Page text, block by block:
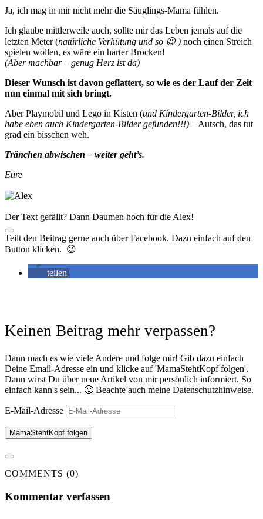
Ja, ich mag in mir nicht mehr die Säuglings-Mama fühlen.
Ich glaube mittlerweile auch, sollte mir das Leben jemals auf die
letzten Meter (natürliche Verhütung und so 😉 ) noch einen Streich
spielen wollen, es wäre ein harter Brocken!
(Aber machbar – genug Herz ist da)
Dieser Wunsch ist davon geflattert, so wie es der Lauf der Zeit
nun einmal mit sich bringt.
Aber Playmobil und Lego in Kisten (und Kindergarten-Bilder, ich
habe eben auch Kindergarten-Bilder gefunden!!!) – Autsch, das tut
grad ein bisschen weh.
Tränchen abwischen – weiter geht’s.
Eure
Der Text gefällt? Dann Daumen hoch für die Alex!
Teilt den Beitrag gerne auch über Facebook. Dazu einfach auf den
Button klicken. 😉
teilen
Keinen Beitrag mehr verpassen?
Dann mach es wie viele Andere und folge mir! Gib dazu einfach
Deine Email-Adresse ein und klicke auf 'MamaStehtKopf folgen'.
Dann wirst Du über neue Artikel von mir persönlich informiert. So
einfach kann's sein... 🙂 Beachte auch meine Datenschutzhinweise.
E-Mail-Adresse
MamaStehtKopf folgen
COMMENTS (0)
Kommentar verfassen